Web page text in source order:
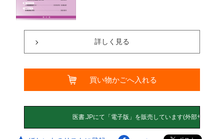
詳しく見る
買い物かごへ入れる